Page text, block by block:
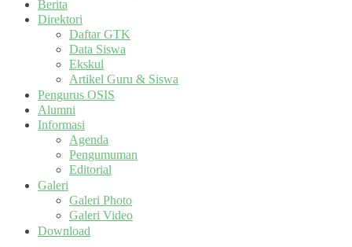
Berita
Direktori
Daftar GTK
Data Siswa
Ekskul
Artikel Guru & Siswa
Pengurus OSIS
Alumni
Informasi
Agenda
Pengumuman
Editorial
Galeri
Galeri Photo
Galeri Video
Download